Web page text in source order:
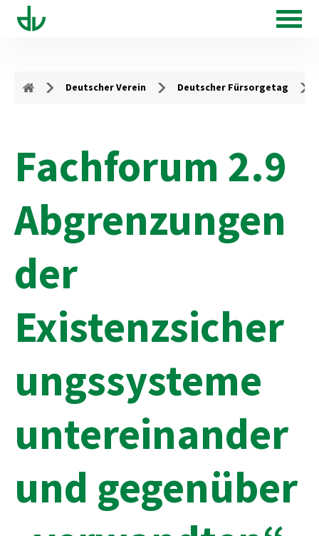
Deutscher Verein Deutscher Fürsorgetag
Fachforum 2.9
Abgrenzungen
der
Existenzsicher
ungssysteme
untereinander
und gegenüber